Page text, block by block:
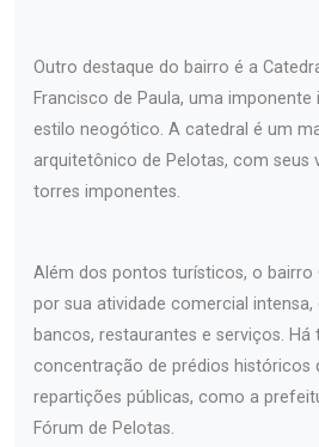
Outro destaque do bairro é a
Francisco de Paula, uma
estilo neogótico. A catedral é um
arquitetônico de Pelotas, com seus
torres imponentes.
Além dos pontos turísticos, o bairro
por sua atividade comercial intensa,
bancos, restaurantes e serviços.
concentração de prédios históricos
repartições públicas, como a
Fórum de Pelotas.